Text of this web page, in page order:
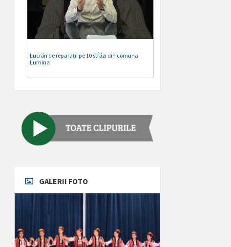
Lucrări de reparații pe 10 străzi din comuna
Lumina
GALERII FOTO